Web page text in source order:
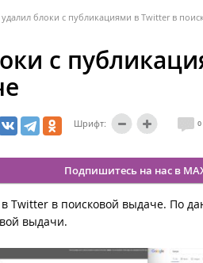
блоки с публикациями в Twitter в
с
Шрифт: 0
Подпишитесь на нас в
Twitter в поисковой выдаче. По
выдачи.